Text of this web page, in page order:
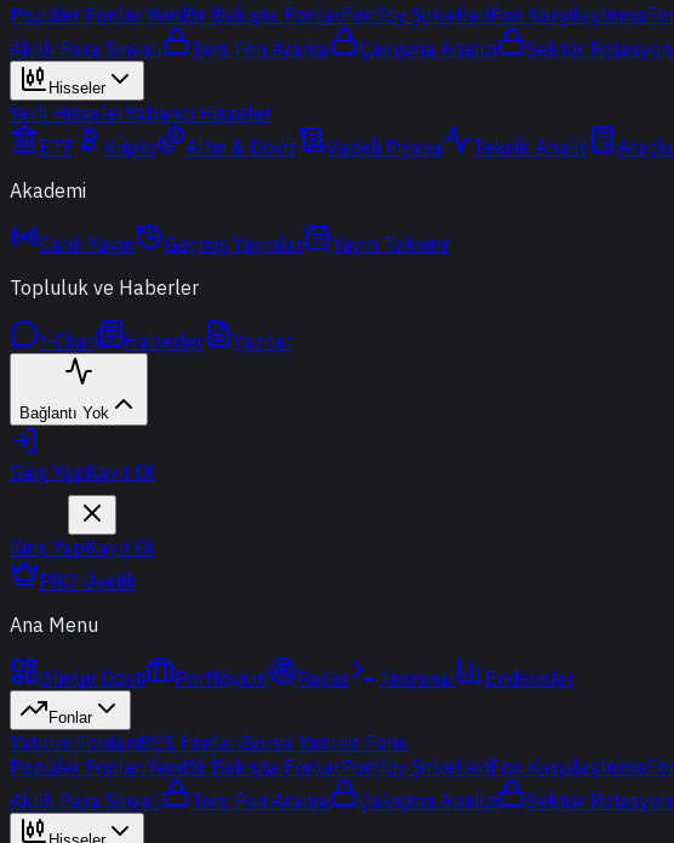
Popüler Fonlar YeniBir Bakışta FonlarPortföy ŞirketleriFon Karşılaştırma
Akıllı Para Sinyali
Ters Fon Arama Çakışma Analizi Sektör
Hisseler
Yerli HisselerYabancı Hisseler
ETF
Kripto Altın & Döviz Vadeli Piyasa Teknik Analiz
Akademi
Canlı Yayın Geçmiş Yayınlar
Yayın Takvimi
Topluluk ve Haberler
t-Chat Haberler Yazılar
Bağlantı Yok
Giriş YapKayıt Ol
Giriş YapKayıt Ol
PRO Üyelik
Ana Menu
Günün Özeti Portföyüm Radar Terminal Endeksler
Fonlar
Yatırım FonlarıBES FonlarıBorsa Yatırım Fonu
Popüler Fonlar YeniBir Bakışta FonlarPortföy ŞirketleriFon Karşılaştırma
Akıllı Para Sinyali
Ters Fon Arama Çakışma Analizi Sektör